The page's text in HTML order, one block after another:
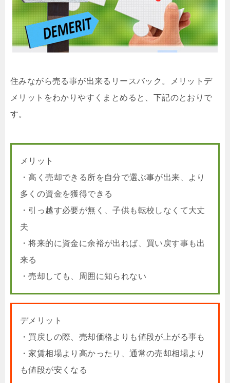
住みながら売る事が出来るリースバック。メリットデ
メリットをわかりやすくまとめると、下記のとおりで
す。
メリット
・高く売却できる所を自分で選ぶ事が出来、より
多くの資金を獲得できる
・引っ越す必要が無く、子供も転校しなくて大丈
夫
・将来的に資金に余裕が出れば、買い戻す事も出
来る
・売却しても、周囲に知られない
デメリット
・買戻しの際、売却価格よりも値段が上がる事も
・家賃相場より高かったり、通常の売却相場より
も値段が安くなる